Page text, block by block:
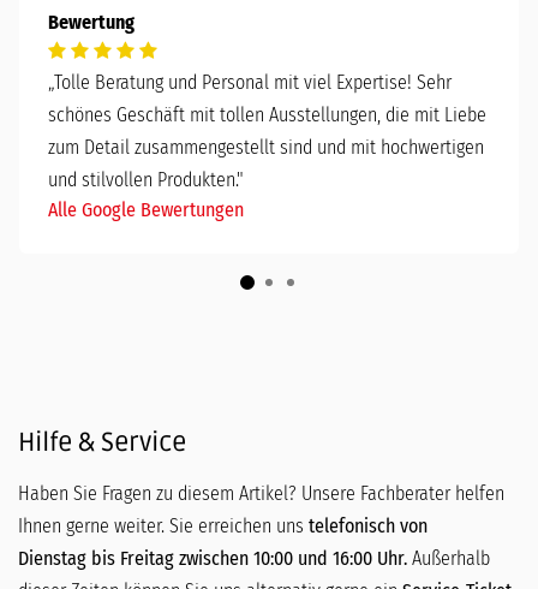
Bewertung
„Tolle Beratung und Personal mit viel Expertise! Sehr
schönes Geschäft mit tollen Ausstellungen, die mit Liebe
zum Detail zusammengestellt sind und mit hochwertigen
und stilvollen Produkten."
Alle Google Bewertungen
Hilfe & Service
Haben Sie Fragen zu diesem Artikel? Unsere Fachberater helfen
Ihnen gerne weiter. Sie erreichen uns telefonisch von
Dienstag bis Freitag zwischen 10:00 und 16:00 Uhr. Außerhalb